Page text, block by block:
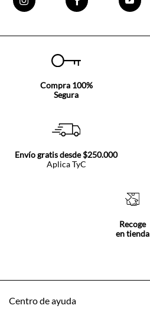
Compra 100%
Segura
Envío gratis desde $250.000
Aplica TyC
Recoge
en tienda
Centro de ayuda